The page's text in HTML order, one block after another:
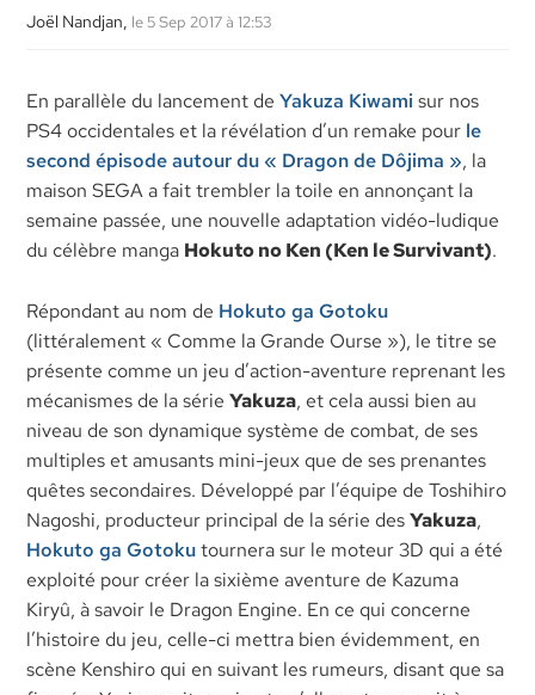
Joël Nandjan, le 5 Sep 2017 à 12:53
En parallèle du lancement deYakuza Kiwami sur nos
PS4 occidentales et la révélation d’un remake pour le
second épisode autour du « Dragon de Dôjima », la
maison SEGA a fait trembler la toile en annonçant la
semaine passée, une nouvelle adaptation vidéo-ludique
du célèbre manga Hokuto no Ken (Ken le Survivant).
Répondant au nom de Hokuto ga Gotoku
(littéralement « Comme la Grande Ourse »), le titre se
présente comme un jeu d’action-aventure reprenant les
mécanismes de la sérieYakuza, et cela aussi bien au
niveau de son dynamique système de combat, de ses
multiples et amusants mini-jeux que de ses prenantes
quêtes secondaires. Développé par l’équipe de Toshihiro
Nagoshi, producteur principal de la série desYakuza,
Hokuto ga Gotokutournera sur le moteur 3D qui a été
exploité pour créer la sixième aventure de Kazuma
Kiryû, à savoir le Dragon Engine. En ce qui concerne
l’histoire du jeu, celle-ci mettra bien évidemment, en
scène Kenshiro qui en suivant les rumeurs, disant que sa